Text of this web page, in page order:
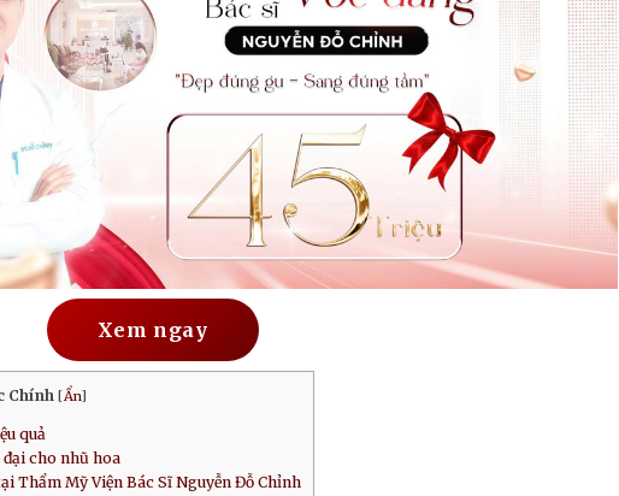
Xem ngay
Chính [Ẩn]
quả
cho nhũ hoa
Thẩm Mỹ Viện Bác Sĩ Nguyễn Đỗ Chỉnh